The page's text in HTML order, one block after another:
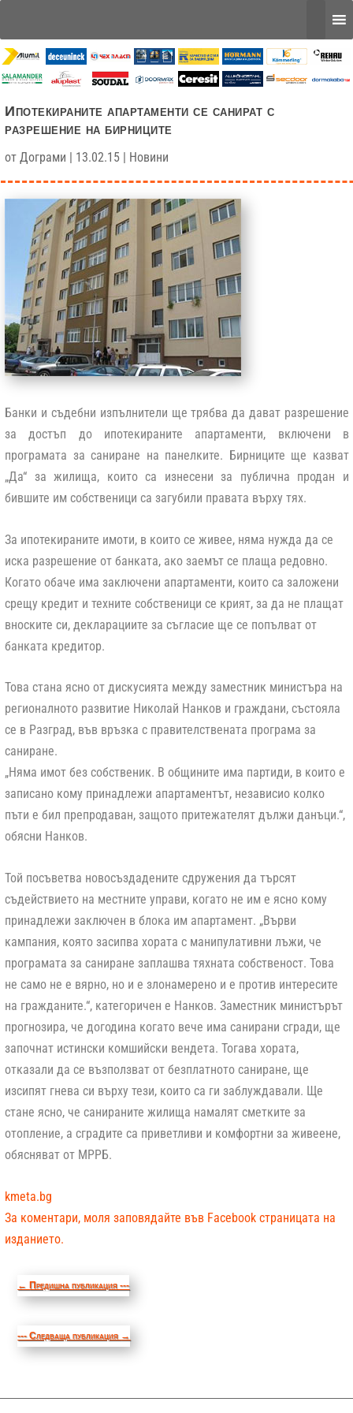
Ипотекираните апартаменти се санират с
разрешение на бирниците
от Дограми | 13.02.15 | Новини
Банки и съдебни изпълнители ще трябва да дават разрешение
за достъп до ипотекираните апартаменти, включени в
програмата за саниране на панелките. Бирниците ще казват
„Да“ за жилища, които са изнесени за публична продан и
бившите им собственици са загубили правата върху тях.
За ипотекираните имоти, в които се живее, няма нужда да се
иска разрешение от банката, ако заемът се плаща редовно.
Когато обаче има заключени апартаменти, които са заложени
срещу кредит и техните собственици се крият, за да не плащат
вноските си, декларациите за съгласие ще се попълват от
банката кредитор.
Това стана ясно от дискусията между заместник министъра на
регионалното развитие Николай Нанков и граждани, състояла
се в Разград, във връзка с правителствената програма за
саниране.
„Няма имот без собственик. В общините има партиди, в които е
записано кому принадлежи апартаментът, независио колко
пъти е бил препродаван, защото притежателят дължи данъци.“,
обясни Нанков.
Той посъветва новосъздадените сдружения да търсят
съдействието на местните управи, когато не им е ясно кому
принадлежи заключен в блока им апартамент. „Върви
кампания, която засипва хората с манипулативни лъжи, че
програмата за саниране заплашва тяхната собственост. Това
не само не е вярно, но и е злонамерено и е против интересите
на гражданите.“, категоричен е Нанков. Заместник министърът
прогнозира, че догодина когато вече има санирани сгради, ще
започнат истински комшийски вендета. Тогава хората,
отказали да се възползват от безплатното саниране, ще
изсипят гнева си върху тези, които са ги заблуждавали. Ще
стане ясно, че санираните жилища намалят сметките за
отопление, а сградите са приветливи и комфортни за живеене,
обясняват от МРРБ.
kmeta.bg
За коментари, моля заповядайте във Facebook страницата на
изданието.
←Предишна публикация ---
--- Следваща публикация →